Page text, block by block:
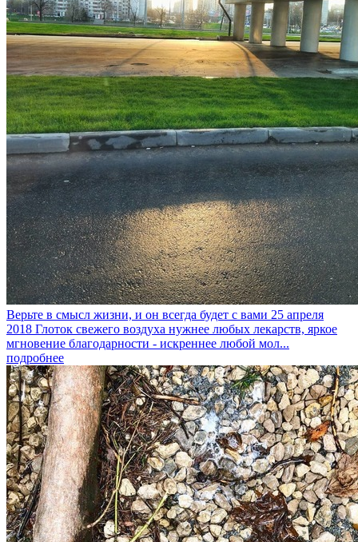
Верьте в смысл жизни, и он всегда будет с вами 25 апреля
2018 Глоток свежего воздуха нужнее любых лекарств, яркое
мгновение благодарности - искреннее любой мол...
подробнее